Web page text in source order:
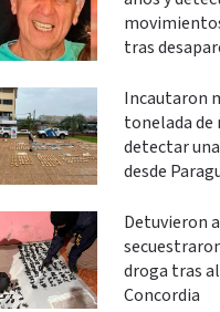
tras
Incautaron
tonelada de
detectar
desde
Detuvieron
droga tras
Concordia